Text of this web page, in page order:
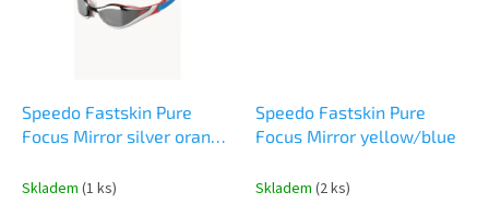
Speedo Fastskin Pure
Focus Mirror silver orange
Skladem (1 ks)
Speedo Fastskin Pure
Focus Mirror yellow/blue
Skladem (2 ks)